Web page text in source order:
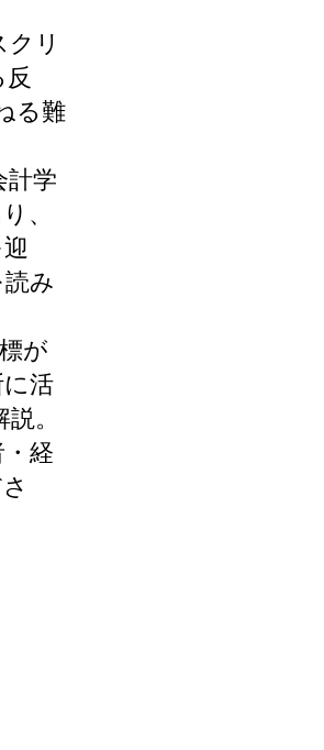
リ
る難
計学
、
み
が
活
。
経